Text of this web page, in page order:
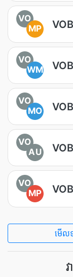
VO
MP
VO
WM
VO
MO
VO
AU
VO
MP
មើល